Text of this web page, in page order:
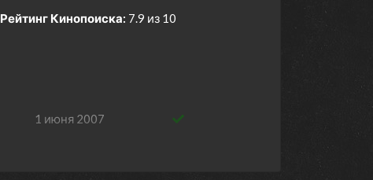
Рейтинг Кинопоиска: 7.9 из 10
1 июня 2007